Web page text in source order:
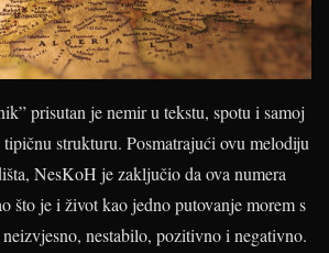
prisutan je nemir u tekstu, spotu i samoj
strukturu. Posmatrajući ovu melodiju
NesKoH je zaključio da ova numera
što je i život kao jedno putovanje morem s
nestabilo, pozitivno i negativno.